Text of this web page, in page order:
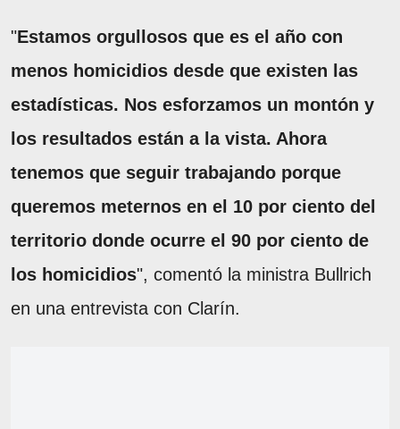
"Estamos orgullosos que es el año con
menos homicidios desde que existen las
estadísticas. Nos esforzamos un montón y
los resultados están a la vista. Ahora
tenemos que seguir trabajando porque
queremos meternos en el 10 por ciento del
territorio donde ocurre el 90 por ciento de
los homicidios", comentó la ministra Bullrich
en una entrevista con Clarín.